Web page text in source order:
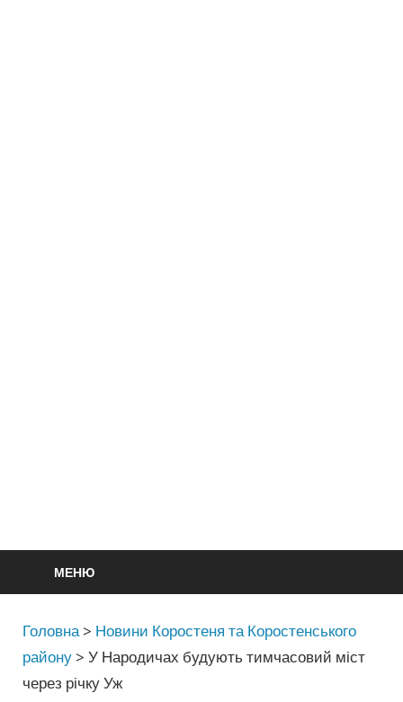
МЕНЮ
Головна > Новини Коростеня та Коростенського
району >У Народичах будують тимчасовий міст
через річку Уж